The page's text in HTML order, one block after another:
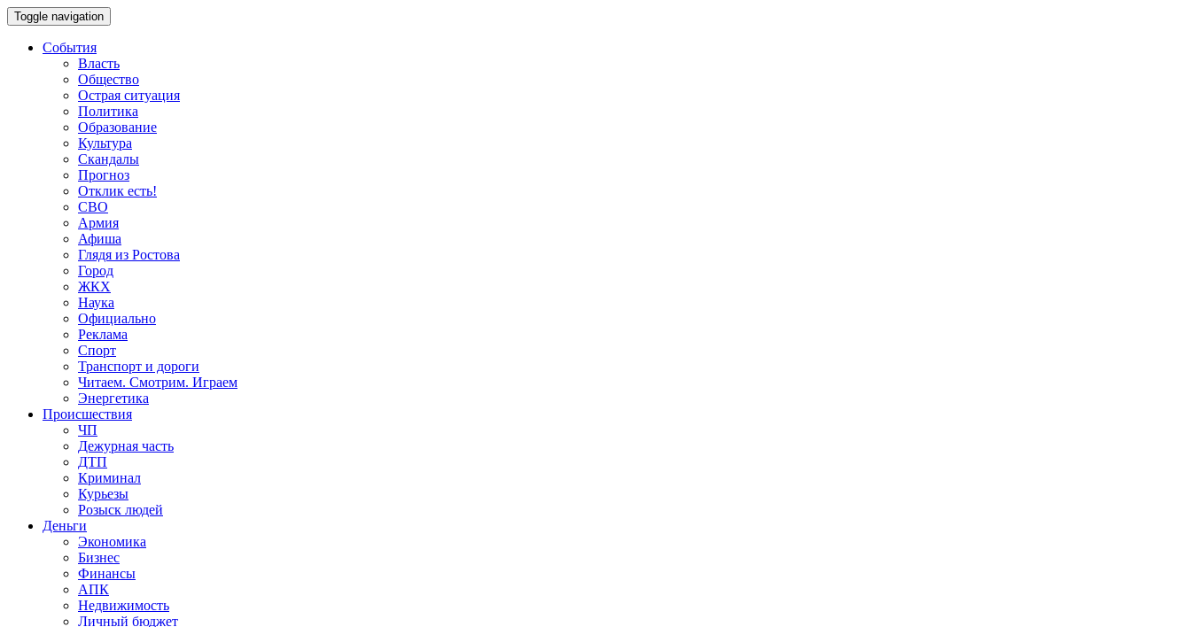
Toggle navigation
События
Власть
Общество
Острая ситуация
Политика
Образование
Культура
Скандалы
Прогноз
Отклик есть!
СВО
Армия
Афиша
Глядя из Ростова
Город
ЖКХ
Наука
Официально
Реклама
Спорт
Транспорт и дороги
Читаем. Смотрим. Играем
Энергетика
Происшествия
ЧП
Дежурная часть
ДТП
Криминал
Курьезы
Розыск людей
Деньги
Экономика
Бизнес
Финансы
АПК
Недвижимость
Личный бюджет